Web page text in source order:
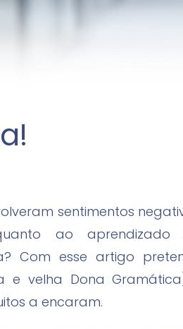
sentimentos
ao aprendizado
Com esse artigo
e velha Dona
a encaram.